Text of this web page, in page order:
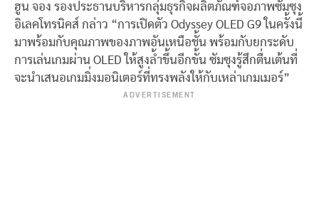
ฮูน จอง รองประธานบริหารกลุ่มธุรกิจผลิตภัณฑ์จอภาพซัมซุง
อิเลคโทรนิคส์ กล่าว “การเปิดตัว Odyssey OLED G9 ในครั้งนี้
มาพร้อมกับคุณภาพของภาพอันเหนือชั้น พร้อมกับยกระดับ
การเล่นเกมผ่าน OLED ให้สูงล้ำขึ้นอีกขั้น ซัมซุงรู้สึกตื่นเต้นที่
จะนำเสนอเกมมิ่งมอนิเตอร์ที่ทรงพลังให้กับเหล่าเกมเมอร์”
ADVERTISEMENT